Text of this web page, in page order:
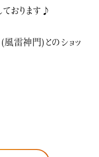
おります♪
雷神門)とのショッ